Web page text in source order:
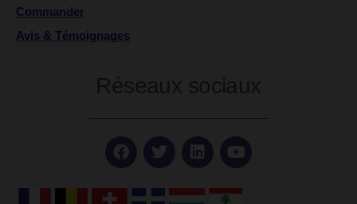
Commander
Avis & Témoignages
F
a
e
T
w
t
L
i
k
Y
o
t